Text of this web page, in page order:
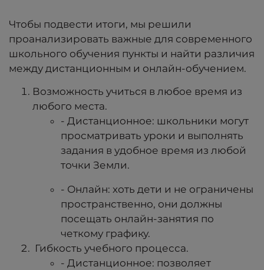
Чтобы подвести итоги, мы решили
проанализировать важные для современного
школьного обучения пункты и найти различия
между дистанционным и онлайн-обучением.
Возможность учиться в любое время из
любого места.
- Дистанционное: школьники могут
просматривать уроки и выполнять
задания в удобное время из любой
точки Земли.
- Онлайн: хоть дети и не ограничены
пространственно, они должны
посещать онлайн-занятия по
четкому графику.
Гибкость учебного процесса.
- Дистанционное: позволяет